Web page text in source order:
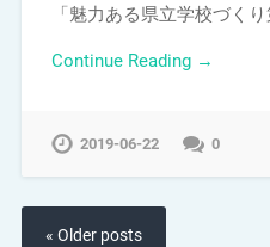
「魅力ある県立学校づく
Continue Reading →
2019-06-22 0
« Older posts